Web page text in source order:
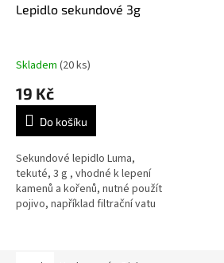
Lepidlo sekundové 3g
Skladem (20 ks)
19 Kč
Do košíku
Sekundové lepidlo Luma,
tekuté, 3 g , vhodné k lepení
kamenů a kořenů, nutné použít
pojivo, například filtrační vatu